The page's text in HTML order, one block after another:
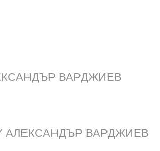
ВАРДЖИЕВ
АЛЕКСАНДЪР ВАРДЖИЕВ